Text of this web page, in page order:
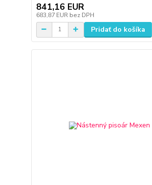
841,16 EUR
683,87 EUR bez DPH
Pridať do košíka